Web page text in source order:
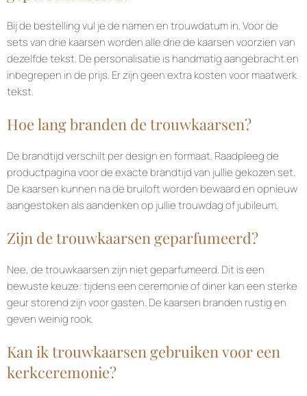
Bij de bestelling vul je de namen en trouwdatum in. Voor de
sets van drie kaarsen worden alle drie de kaarsen voorzien van
dezelfde tekst. De personalisatie is handmatig aangebracht en
inbegrepen in de prijs. Er zijn geen extra kosten voor maatwerk
tekst.
Hoe lang branden de trouwkaarsen?
De brandtijd verschilt per design en formaat. Raadpleeg de
productpagina voor de exacte brandtijd van jullie gekozen set.
De kaarsen kunnen na de bruiloft worden bewaard en opnieuw
aangestoken als aandenken op jullie trouwdag of jubileum.
Zijn de trouwkaarsen geparfumeerd?
Nee, de trouwkaarsen zijn niet geparfumeerd. Dit is een
bewuste keuze: tijdens een ceremonie of diner kan een sterke
geur storend zijn voor gasten. De kaarsen branden rustig en
geven weinig rook.
Kan ik trouwkaarsen gebruiken voor een
kerkceremonie?